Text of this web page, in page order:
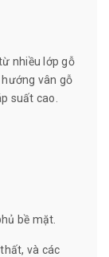
nhiều lớp gỗ
vân gỗ
suất cao.
bề mặt.
và các